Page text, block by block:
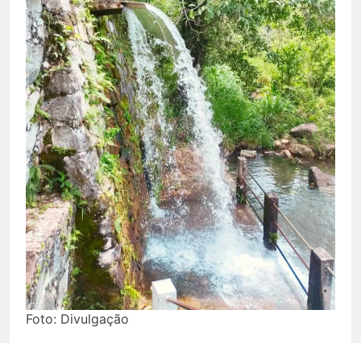
Foto: Divulgação